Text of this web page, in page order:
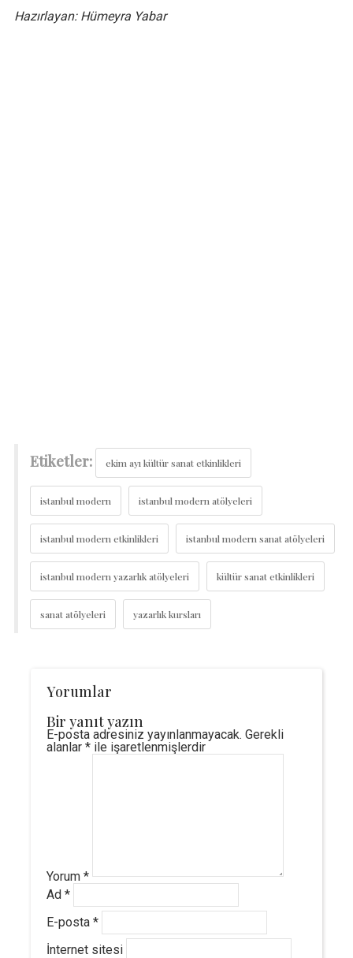
Hazırlayan: Hümeyra Yabar
Etiketler: ekim ayı kültür sanat etkinlikleri
istanbul modern istanbul modern atölyeleri
istanbul modern etkinlikleri istanbul modern sanat atölyeleri
istanbul modern yazarlık atölyeleri kültür sanat etkinlikleri
sanat atölyeleri yazarlık kursları
Yorumlar
Bir yanıt yazın
E-posta adresiniz yayınlanmayacak. Gerekli
alanlar *ile işaretlenmişlerdir
Yorum *
Ad *
E-posta *
İnternet sitesi